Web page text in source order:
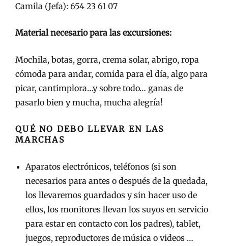
Camila (Jefa): 654 23 61 07
Material necesario para las excursiones:
Mochila, botas, gorra, crema solar, abrigo, ropa
cómoda para andar, comida para el día, algo para
picar, cantimplora…y sobre todo… ganas de
pasarlo bien y mucha, mucha alegría!
QUÉ NO DEBO LLEVAR EN LAS
MARCHAS
Aparatos electrónicos, teléfonos (si son
necesarios para antes o después de la quedada,
los llevaremos guardados y sin hacer uso de
ellos, los monitores llevan los suyos en servicio
para estar en contacto con los padres), tablet,
juegos, reproductores de música o videos …